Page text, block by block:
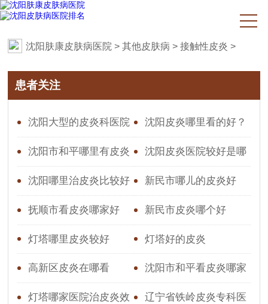
沈阳肤康皮肤病医院 >其他皮肤病 >接触性皮炎 >
患者关注
沈阳大型的皮炎科医院
是什么
沈阳皮炎哪里看的好？
沈阳肤康医院皮肤科专业
治疗皮肤
沈阳市和平哪里有皮炎 沈阳皮炎医院较好是哪
一家
沈阳哪里治皮炎比较好 新民市哪儿的皮炎好
抚顺市看皮炎哪家好 新民市皮炎哪个好
灯塔哪里皮炎较好 灯塔好的皮炎
高新区皮炎在哪看 沈阳市和平看皮炎哪家
皮炎好
灯塔哪家医院治皮炎效 辽宁省铁岭皮炎专科医